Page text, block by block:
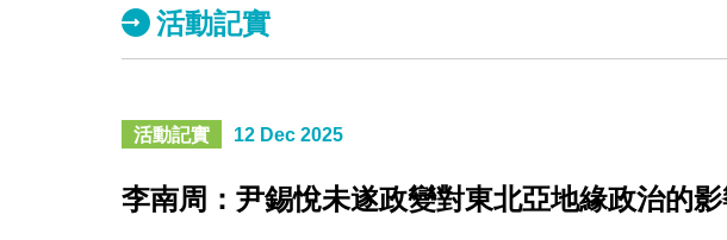
活動記實
活動記實 12 Dec 2025
李南周：尹錫悅未遂政變對東北亞地緣政治的